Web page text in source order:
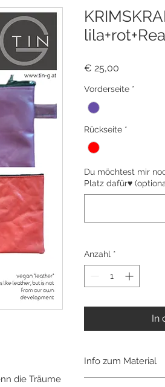
die Träume
€ 25,00
Vorderseite *
Rückseite *
Du möchtest mir
Platz dafür♥
Anzahl *
In
Info zum Material